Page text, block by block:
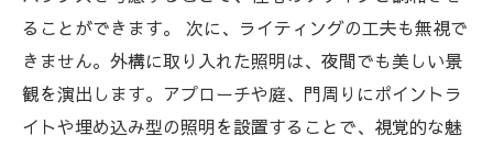
ることができます。 次に、ライティングの工夫も無視で
きません。外構に取り入れた照明は、夜間でも美しい景
観を演出します。アプローチや庭、門周りにポイントラ
イトや埋め込み型の照明を設置することで、視覚的な魅